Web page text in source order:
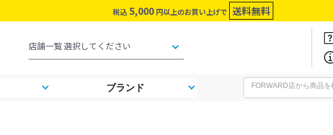
税込 5,000 円以上のお買い上げで 送料無料
ブランド